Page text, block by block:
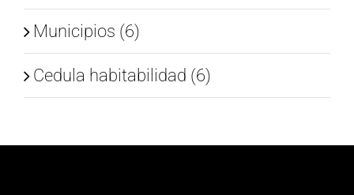
Municipios (6)
Cedula habitabilidad (6)